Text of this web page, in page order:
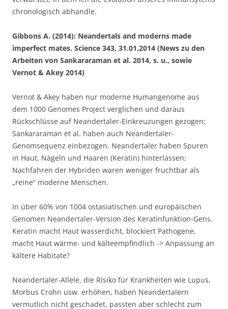
chronologisch abhandle.
Gibbons A. (2014): Neandertals and moderns made
imperfect mates. Science 343, 31.01.2014 (News zu den
Arbeiten von Sankararaman et al. 2014, s. u., sowie
Vernot & Akey 2014)
Vernot & Akey haben nur moderne Humangenome aus
dem 1000 Genomes Project verglichen und daraus
Rückschlüsse auf Neandertaler-Einkreuzungen gezogen;
Sankararaman et al. haben auch Neandertaler-
Genomsequenz einbezogen. Neandertaler haben Spuren
in Haut, Nägeln und Haaren (Keratin) hinterlassen;
Nachfahren der Hybriden waren weniger fruchtbar als
„reine“ moderne Menschen.
In über 60% von 1004 ostasiatischen und europäischen
Genomen Neandertaler-Version des Keratinfunktion-Gens.
Keratin macht Haut wasserdicht, blockiert Pathogene,
macht Haut wärme- und kälteempfindlich -> Anpassung an
kältere Habitate?
Neandertaler-Allele, die Risiko für Krankheiten wie Lupus,
Morbus Crohn usw. erhöhen, haben Neandertalern
vermutlich nicht geschadet, passten aber schlecht zum